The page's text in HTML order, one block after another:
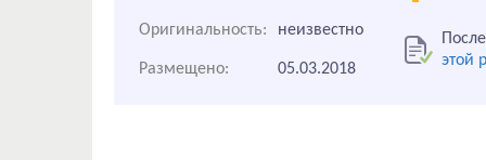
Оригинальность: неизвестно
этой
Размещено: 05.03.2018